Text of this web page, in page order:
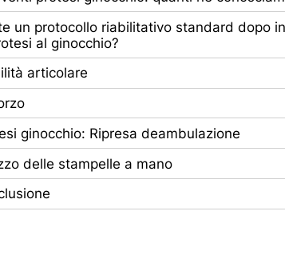
un protocollo riabilitativo standard dopo
al ginocchio?
articolare
ginocchio: Ripresa deambulazione
delle stampelle a mano